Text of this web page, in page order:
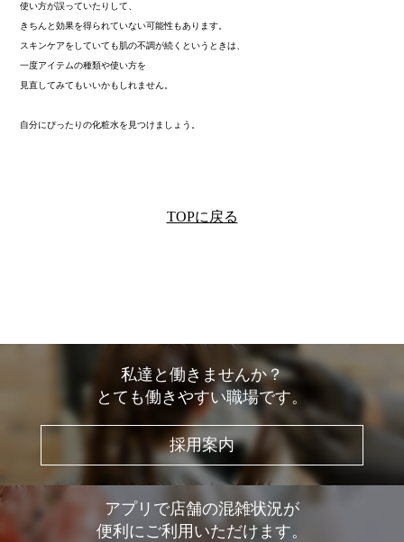
使い方が誤っていたりして、
きちんと効果を得られていない可能性もあります。
スキンケアをしていても肌の不調が続くというときは、
一度アイテムの種類や使い方を
見直してみてもいいかもしれません。
自分にぴったりの化粧水を見つけましょう。
TOPに戻る
私達と働きませんか？
とても働きやすい職場です。
採用案内
アプリで店舗の混雑状況が
便利にご利用いただけます。